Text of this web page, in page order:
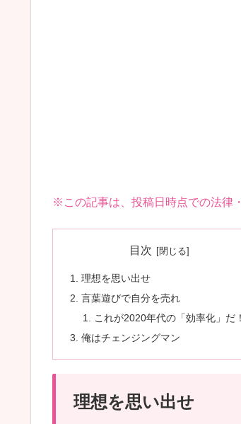
※この記事は、投稿日時点での法律
目次
理想を思い出せ
言葉遊びで自分を売れ
これが2020年代の「効率化」だ！
俺はチェンジングマン
理想を思い出せ